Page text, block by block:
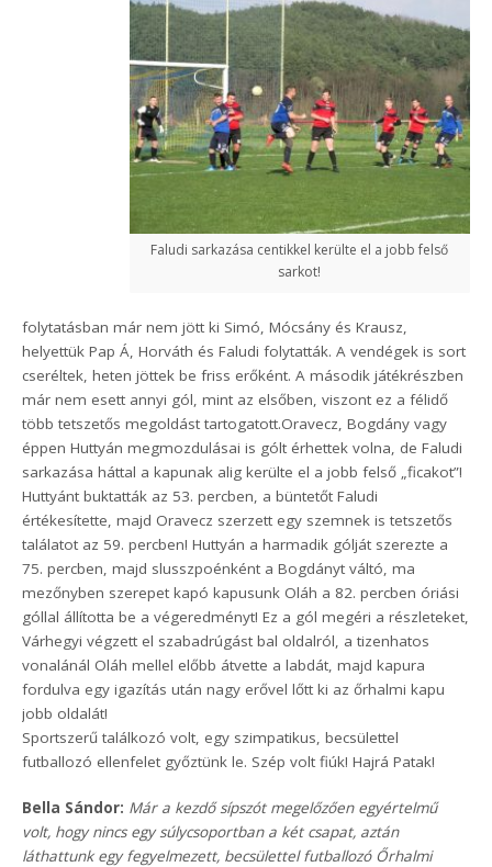
Faludi sarkazása centikkel kerülte el a jobb felső
sarkot!
folytatásban már nem jött ki Simó, Mócsány és Krausz,
helyettük Pap Á, Horváth és Faludi folytatták. A vendégek is sort
cseréltek, heten jöttek be friss erőként. A második játékrészben
már nem esett annyi gól, mint az elsőben, viszont ez a félidő
több tetszetős megoldást tartogatott.Oravecz, Bogdány vagy
éppen Huttyán megmozdulásai is gólt érhettek volna, de Faludi
sarkazása háttal a kapunak alig kerülte el a jobb felső „ficakot”!
Huttyánt buktatták az 53. percben, a büntetőt Faludi
értékesítette, majd Oravecz szerzett egy szemnek is tetszetős
találatot az 59. percben! Huttyán a harmadik gólját szerezte a
75. percben, majd slusszpoénként a Bogdányt váltó, ma
mezőnyben szerepet kapó kapusunk Oláh a 82. percben óriási
góllal állította be a végeredményt! Ez a gól megéri a részleteket,
Várhegyi végzett el szabadrúgást bal oldalról, a tizenhatos
vonalánál Oláh mellel előbb átvette a labdát, majd kapura
fordulva egy igazítás után nagy erővel lőtt ki az őrhalmi kapu
jobb oldalát!
Sportszerű találkozó volt, egy szimpatikus, becsülettel
futballozó ellenfelet győztünk le. Szép volt fiúk! Hajrá Patak!
Bella Sándor: Már a kezdő sípszót megelőzően egyértelmű
volt, hogy nincs egy súlycsoportban a két csapat, aztán
láthattunk egy fegyelmezett, becsülettel futballozó Őrhalmi